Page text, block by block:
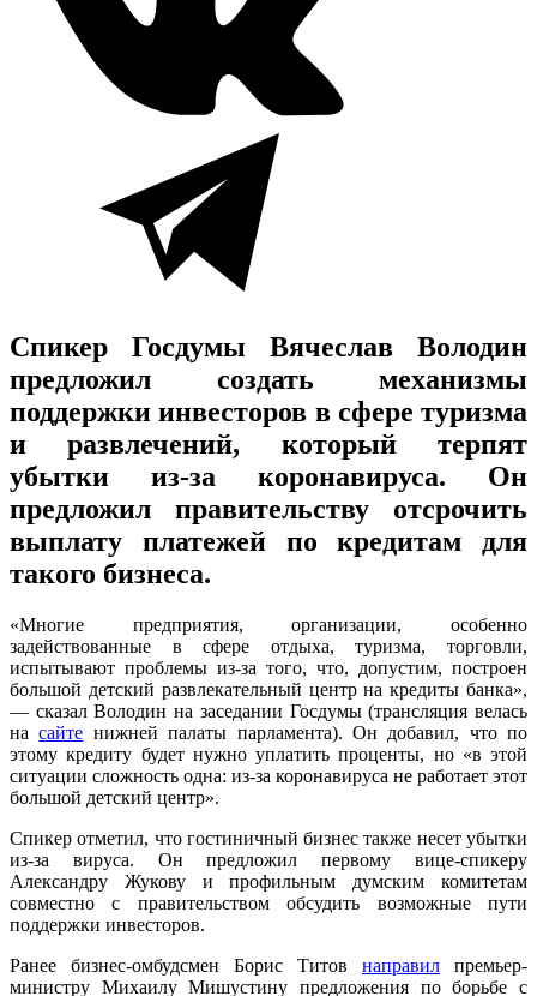
Спикер Госдумы Вячеслав Володин
предложил создать механизмы
поддержки инвесторов в сфере туризма
и развлечений, который терпят
убытки из-за коронавируса. Он
предложил правительству отсрочить
выплату платежей по кредитам для
такого бизнеса.
«Многие предприятия, организации, особенно
задействованные в сфере отдыха, туризма, торговли,
испытывают проблемы из-за того, что, допустим, построен
большой детский развлекательный центр на кредиты банка»,
— сказал Володин на заседании Госдумы (трансляция велась
насайте нижней палаты парламента). Он добавил, что по
этому кредиту будет нужно уплатить проценты, но «в этой
ситуации сложность одна: из-за коронавируса не работает этот
большой детский центр».
Спикер отметил, что гостиничный бизнес также несет убытки
из-за вируса. Он предложил первому вице-спикеру
Александру Жукову и профильным думским комитетам
совместно с правительством обсудить возможные пути
поддержки инвесторов.
Ранее бизнес-омбудсмен Борис Титов направил премьер-
министру Михаилу Мишустину предложения по борьбе с